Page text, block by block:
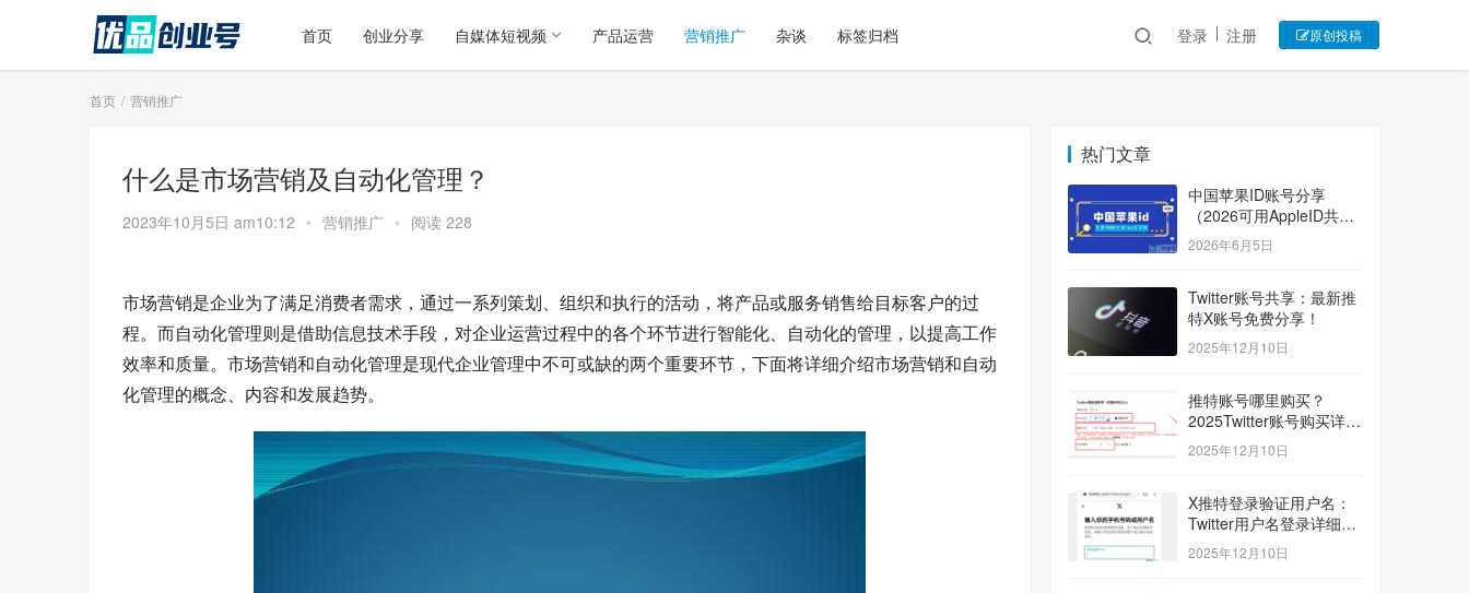
首页 创业分享 自媒体短视频 产品运营 营销推广 杂谈 标签归档 登录 注册 原创投稿
首页 营销推广
什么是市场营销及自动化管理？
2023年10月5日 am10:12 • 营销推广 • 阅读 228
市场营销是企业为了满足消费者需求，通过一系列策划、组织和执行的活动，将产品或服务销售给目标客户的过
程。而自动化管理则是借助信息技术手段，对企业运营过程中的各个环节进行智能化、自动化的管理，以提高工作
效率和质量。市场营销和自动化管理是现代企业管理中不可或缺的两个重要环节，下面将详细介绍市场营销和自动
化管理的概念、内容和发展趋势。
热门文章
中国苹果ID账号分享
（2026可用AppleID共享
账号）
2026年6月5日
Twitter账号共享：最新推
特X账号免费分享！
2025年12月10日
推特账号哪里购买？
2025Twitter账号购买详细
指南！
2025年12月10日
X推特登录验证用户名：
Twitter用户名登录详细指
南！
2025年12月10日